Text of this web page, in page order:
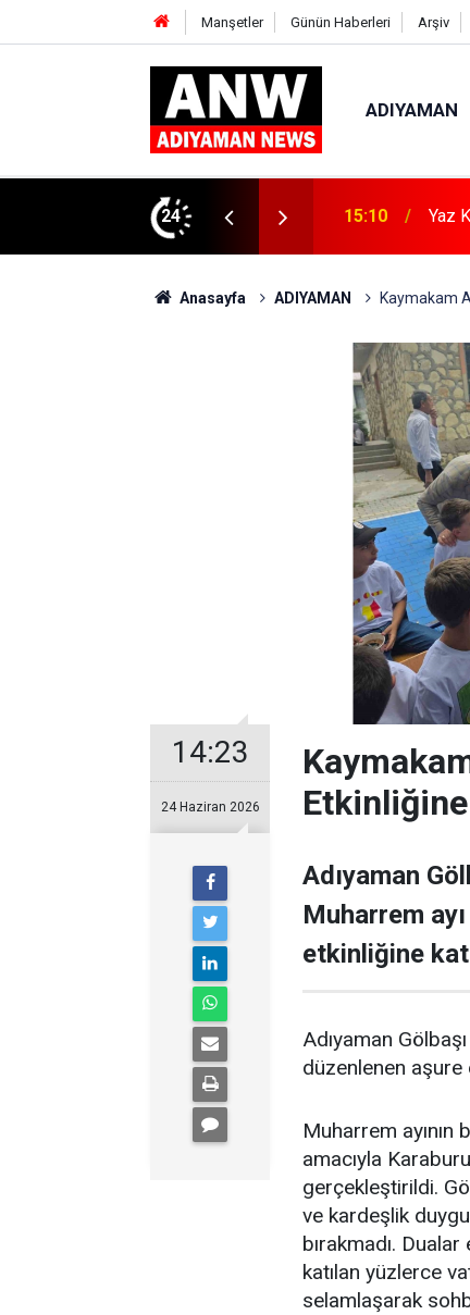
Manşetler Günün Haberleri Arşiv
ADIYAMAN
24
Zararları Anlatıldı 15:04
Anasayfa ADIYAMAN Kaymakam
14:23
24 Haziran 2026
Etkinliğine
Adıyaman
Muharrem
etkinliğine
Adıyaman
düzenlenen aşure
Muharrem
amacıyla
gerçekleştirildi.
ve kardeşlik
bırakmadı.
katılan yüzlerce
selamlaşarak